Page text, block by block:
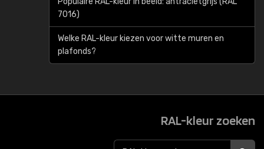
7016)
Welke RAL-kleur kiezen voor witte muren en
plafonds?
RAL-kleur zoeken